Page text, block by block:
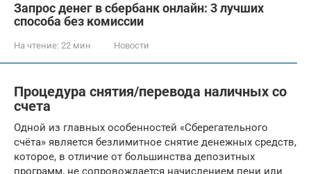
Запрос денег в сбербанк онлайн: 3 лучших
способа без комиссии
На чтение: 22 мин Новости
Процедура снятия/перевода наличных со
счета
Одной из главных особенностей «Сберегательного
счёта» является безлимитное снятие денежных средств,
которое, в отличие от большинства депозитных
программ, не сопровождается начислением пени или